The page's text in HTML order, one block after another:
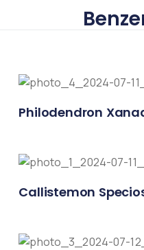
Philodendron
Callistemon